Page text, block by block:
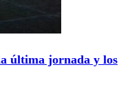
última jornada y los